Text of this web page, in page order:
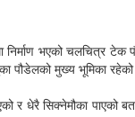
निर्माण भएको चलचित्र
पौडेलको मुख्य भूमिका
धेरै सिक्नेमौका पाएको